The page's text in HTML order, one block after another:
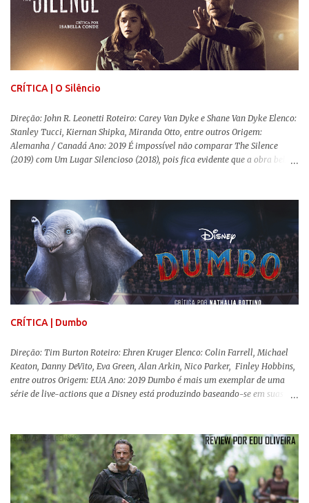
humano, capaz de causar perturbação e desconforto do inicio ao fim da
projeção, e por mais um bom tempo após deixar o cinema. Trata-se de
uma obra difícil de ser "digerida", pois lida com temas sensíveis, como
abuso, doença mental, bullying e violência física. Todo esse turbilhão de
informações molda a mente d...
CRÍTICA | O Silêncio
Direção: John R. Leonetti Roteiro: Carey Van Dyke e Shane Van Dyke Elenco:
Stanley Tucci, Kiernan Shipka, Miranda Otto, entre outros Origem:
Alemanha / Canadá Ano: 2019 É impossível não comparar The Silence
(2019) com Um Lugar Silencioso (2018), pois fica evidente que a obra bebe
reproduzir alguns elementos que consograram a obra de John Krasinski
(The Office). Aqui os “monstros” com audições aguçadas eram seres da
Terra que estavam presos por séculos em uma caverna recém descoberta,
libertando-os pelo mundo. O espectador acompanha uma família que tem
uma pequena vantagem em relação às outras pessoas. Adivinhem? Sabem
viver em silêncio pelo fato da filha mais velha ser surda. Para aqueles que
amam filmes com temática apocalíptica, a produção pode até funcionar
como entretenimento mediano. Todo o cenário de fuga, pânico col...
CRÍTICA | Dumbo
Direção: Tim Burton Roteiro: Ehren Kruger Elenco: Colin Farrell, Michael
Keaton, Danny DeVito, Eva Green, Alan Arkin, Nico Parker, Finley Hobbins,
entre outros Origem: EUA Ano: 2019 Dumbo é mais um exemplar de uma
série de live-actions que a Disney está produzindo baseando-se em suas
remake , já que a história do elefantinho voador foi reinventada de forma
mais realista, se adequando perfeitamente a proposta. Não há animais
falantes, por exemplo, mas nem por isso o tom lúdico e infantil é deixado
de lado. Apesar da relevância histórica, o filme supera a animação original
em termos visuais e narrativos, , superando a animação original em termos